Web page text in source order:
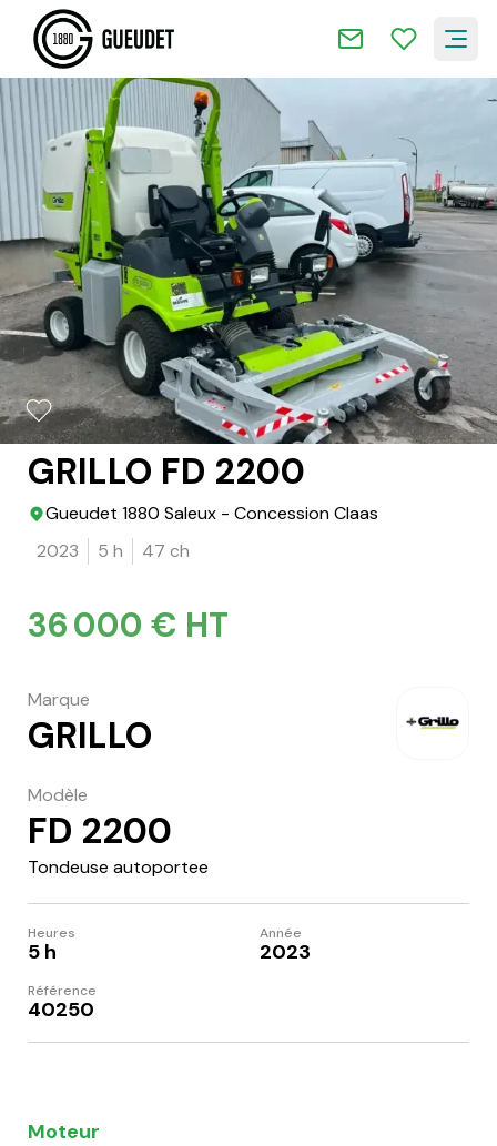
2/9
GRILLO FD 2200
Gueudet 1880 Saleux - Concession Claas
2023
5 h 47 ch
36 000 € HT
Marque
GRILLO
Modèle
FD 2200
Tondeuse autoportee
Heures
5 h
Année
2023
Référence
40250
Moteur